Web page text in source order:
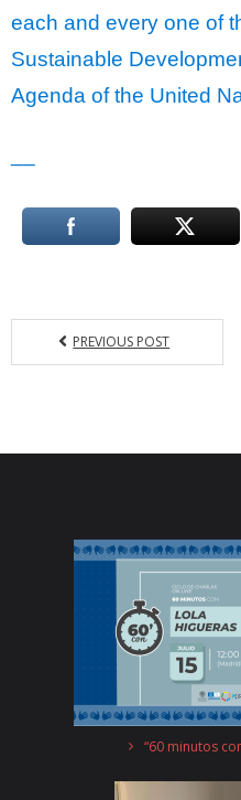
each and every one of
Sustainable
Agenda of the United
PREVIOUS POST
“60 minutos